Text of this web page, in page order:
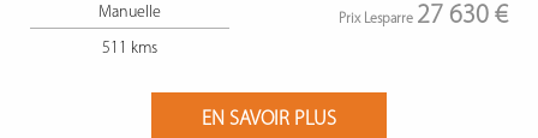
Manuelle
511 kms
Prix Lesparre 27 630 €
EN SAVOIR PLUS